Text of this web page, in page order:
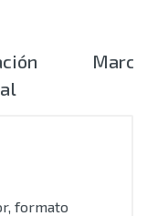
Marca
formato